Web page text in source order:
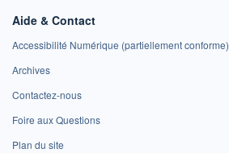
Aide & Contact
Accessibilité Numérique (partiellement conforme)
Archives
Contactez-nous
Foire aux Questions
Plan du site